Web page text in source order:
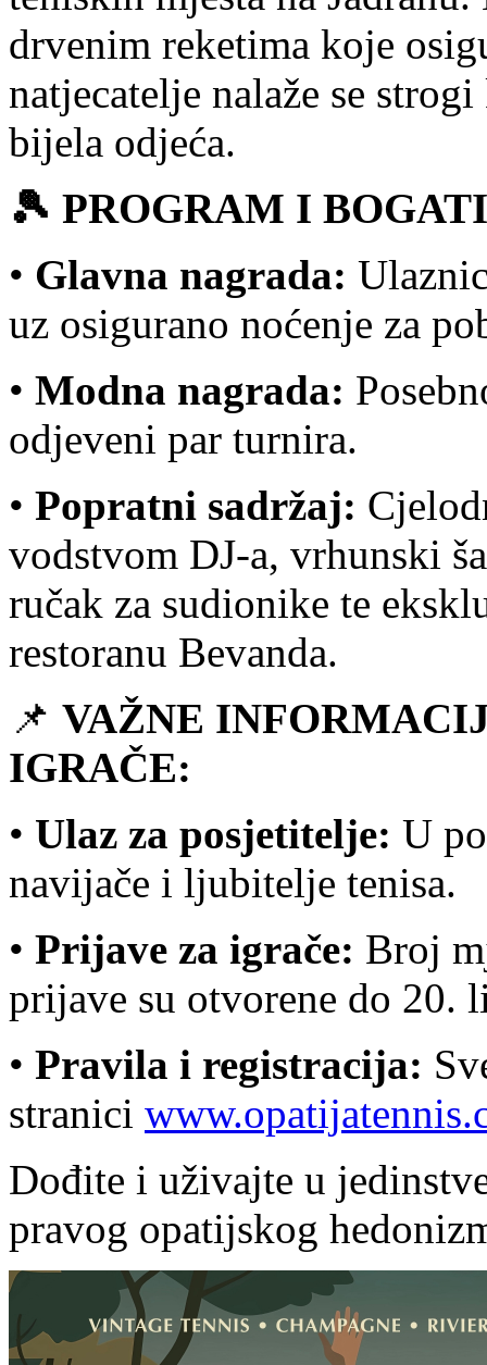
drvenim reketima koje
natjecatelje nalaže se
bijela odjeća.
🎾 PROGRAM I
• Glavna nagrada:
uz osigurano noćenje za
• Modna nagrada:
odjeveni par turnira.
• Popratni sadržaj:
vodstvom DJ-a, vrhunski
ručak za sudionike te
restoranu Bevanda.
📌 VAŽNE
IGRAČE:
• Ulaz za posjetitelje: U
navijače i ljubitelje tenisa.
• Prijave za igrače: Broj
prijave su otvorene do 20.
• Pravila i registracija:
stranici
Dođite i uživajte u
pravog opatijskog